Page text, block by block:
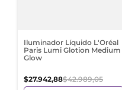
Iluminador Líquido L'Oréal
Paris Lumi Glotion Medium
Glow
$27.942,88$42.989,05